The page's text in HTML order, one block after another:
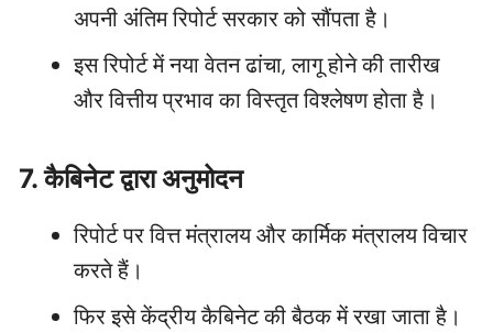
अपनी अंतिम रिपोर्ट सरकार को सौंपता है।
इस रिपोर्ट में नया वेतन ढांचा, लागू होने की तारीख
और वित्तीय प्रभाव का विस्तृत विश्लेषण होता है।
7. कैबिनेट द्वारा अनुमोदन
रिपोर्ट पर वित्त मंत्रालय और कार्मिक मंत्रालय विचार
करते हैं।
फिर इसे केंद्रीय कैबिनेट की बैठक में रखा जाता है।